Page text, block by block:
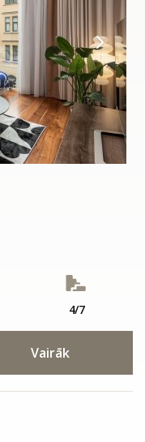
4/7
Vairāk